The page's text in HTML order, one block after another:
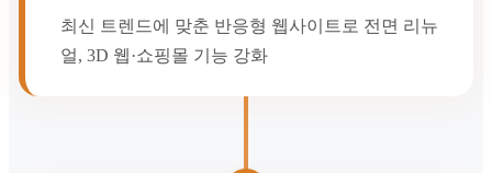
최신 트렌드에 맞춘 반응형 웹사이트로 전면 리뉴
얼, 3D 웹·쇼핑몰 기능 강화